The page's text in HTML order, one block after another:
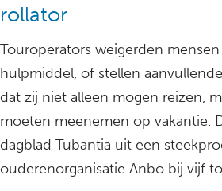
rollator
Touroperators weigerden
hulpmiddel, of stellen
dat zij niet alleen mogen reizen,
moeten meenemen op vakantie.
dagblad Tubantia uit een
ouderenorganisatie Anbo bij vijf